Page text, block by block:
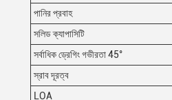
পানির প্রবাহ
সলিড ক্যাপাসিটি
সর্বাধিক ড্রেগিং গভীরতা 45°
স্রাব দূরত্ব
LOA